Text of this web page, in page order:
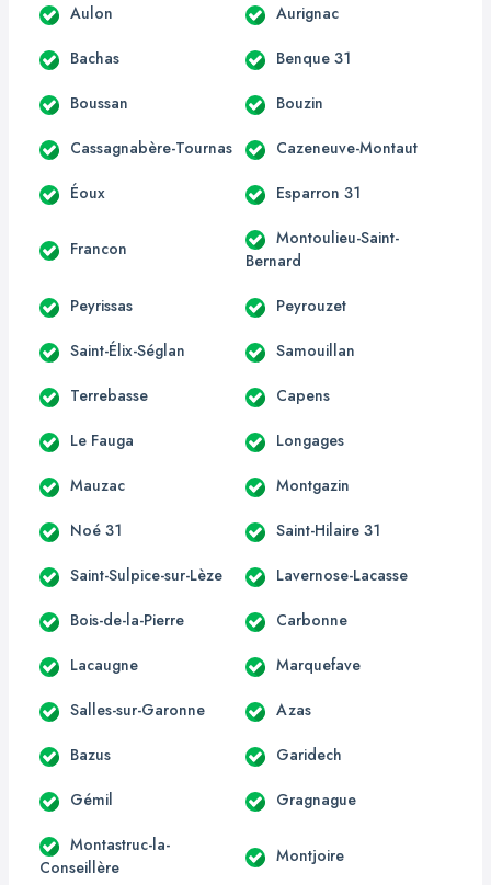
Aulon Aurignac
Bachas Benque 31
Boussan Bouzin
Cassagnabère-Tournas Cazeneuve-Montaut
Éoux Esparron 31
Francon
Montoulieu-Saint-
Bernard
Peyrissas Peyrouzet
Saint-Élix-Séglan Samouillan
Terrebasse Capens
Le Fauga Longages
Mauzac Montgazin
Noé 31 Saint-Hilaire 31
Saint-Sulpice-sur-Lèze Lavernose-Lacasse
Bois-de-la-Pierre Carbonne
Lacaugne Marquefave
Salles-sur-Garonne Azas
Bazus Garidech
Gémil Gragnague
Montastruc-la-
Conseillère
Montjoire